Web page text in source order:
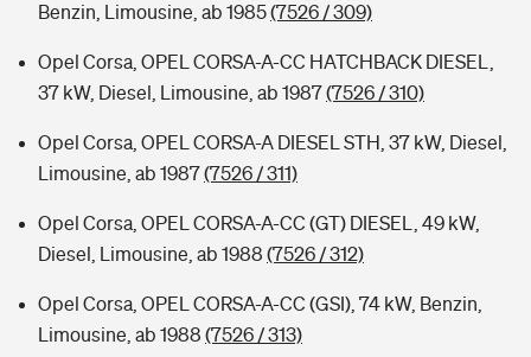
Benzin, Limousine, ab 1985(7526 / 309)
Opel Corsa, OPEL CORSA-A-CC HATCHBACK DIESEL,
37 kW, Diesel, Limousine, ab 1987(7526 / 310)
Opel Corsa, OPEL CORSA-A DIESEL STH, 37 kW, Diesel,
Limousine, ab 1987(7526 / 311)
Opel Corsa, OPEL CORSA-A-CC (GT) DIESEL, 49 kW,
Diesel, Limousine, ab 1988 (7526 / 312)
Opel Corsa, OPEL CORSA-A-CC (GSI), 74 kW, Benzin,
Limousine, ab 1988 (7526 / 313)